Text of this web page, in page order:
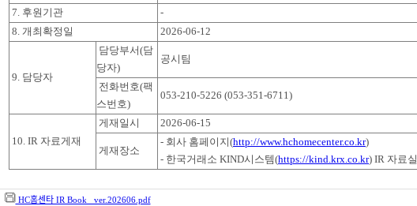
7. 후원기관
-
8. 개최확정일
2026-06-12
9. 담당자
담당부서(담
당자)
공시팀
전화번호(팩
스번호)
053-210-5226 (053-351-6711)
10. IR 자료게재
게재일시 2026-06-15
게재장소
- 회사 홈페이지(http://www.hchomecenter.co.kr)
- 한국거래소 KIND시스템(https://kind.krx.co.kr) IR 자료실
HC홈센타 IR Book_ ver.202606.pdf